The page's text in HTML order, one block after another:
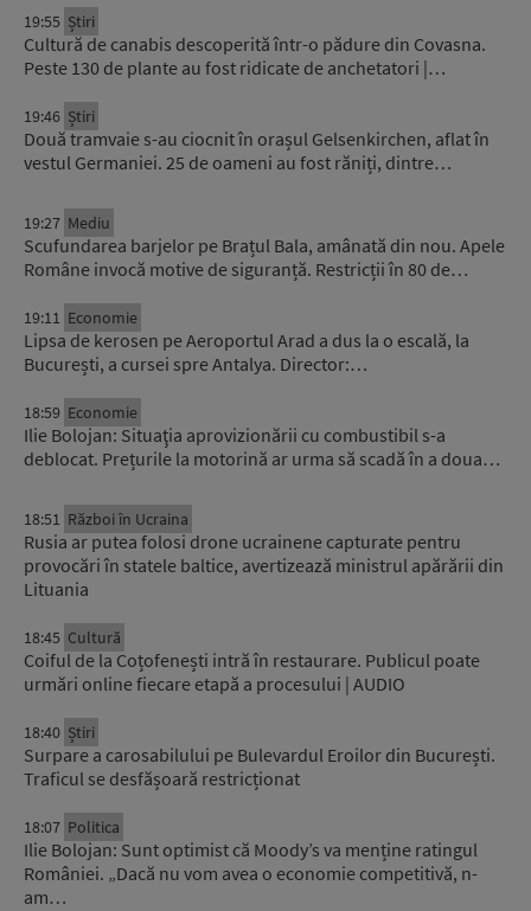
19:55 Știri
Cultură de canabis descoperită într-o pădure din Covasna.
Peste 130 de plante au fost ridicate de anchetatori |…
19:46 Știri
Două tramvaie s-au ciocnit în orașul Gelsenkirchen, aflat în
vestul Germaniei. 25 de oameni au fost răniți, dintre…
19:27 Mediu
Scufundarea barjelor pe Brațul Bala, amânată din nou. Apele
Române invocă motive de siguranță. Restricții în 80 de…
19:11 Economie
Lipsa de kerosen pe Aeroportul Arad a dus la o escală, la
București, a cursei spre Antalya. Director:…
18:59 Economie
Ilie Bolojan: Situaţia aprovizionării cu combustibil s-a
deblocat. Prețurile la motorină ar urma să scadă în a doua…
18:51 Război în Ucraina
Rusia ar putea folosi drone ucrainene capturate pentru
provocări în statele baltice, avertizează ministrul apărării din
Lituania
18:45 Cultură
Coiful de la Coțofenești intră în restaurare. Publicul poate
urmări online fiecare etapă a procesului | AUDIO
18:40 Știri
Surpare a carosabilului pe Bulevardul Eroilor din București.
Traficul se desfășoară restricționat
18:07 Politica
Ilie Bolojan: Sunt optimist că Moody’s va menține ratingul
României. „Dacă nu vom avea o economie competitivă, n-
am…